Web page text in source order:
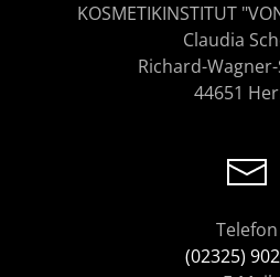
KOSMETIKINSTITUT
Claudia
Richard-
44651
Telefon
(02325)